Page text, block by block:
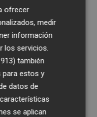
ofrecer
medir
información
los servicios.
también
para estos y
datos de
se aplican